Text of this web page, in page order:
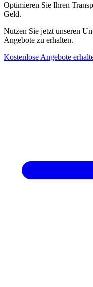
Optimieren Sie Ihren
Geld.
Nutzen Sie jetzt unseren
Angebote zu erhalten.
Kostenlose Angebote